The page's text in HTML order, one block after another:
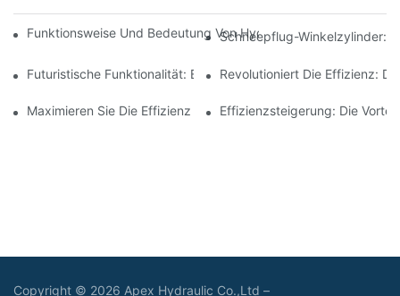
Funktionsweise Und Bedeutung Von Hydraulikzylindern Mit
Schneepflug-Winkelzylinder:
Futuristische Funktionalität: Erkundung Des Elektrischen
Revolutioniert Die Effizienz:
Maximieren Sie Die Effizienz Mit Einem Teleskop-
Effizienzsteigerung: Die
Copyright © 2026 Apex Hydraulic Co.,Ltd –